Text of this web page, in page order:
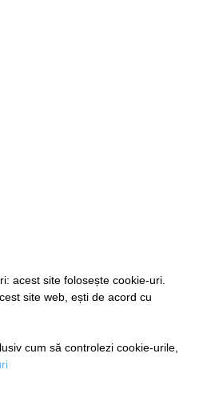
acest site folosește cookie-uri.
site web, ești de acord cu
cum să controlezi cookie-urile,